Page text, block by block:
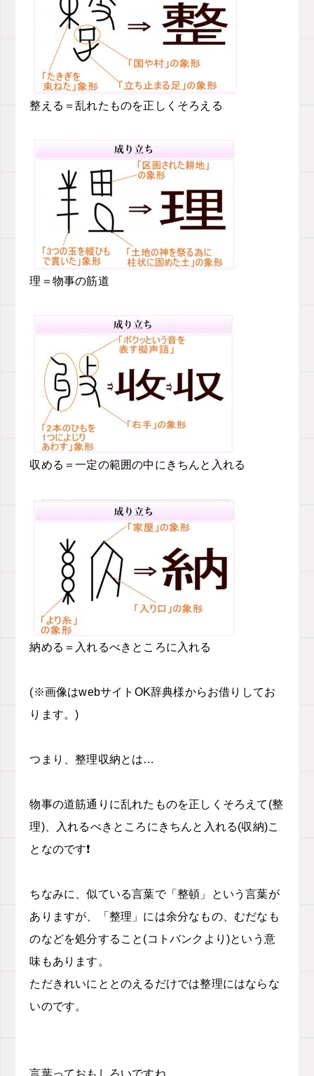
整える＝乱れたものを正しくそろえる
理＝物事の筋道
収める＝一定の範囲の中にきちんと入れる
納める＝入れるべきところに入れる
(※画像はwebサイトOK辞典様からお借りしてお
ります。)
つまり、整理収納とは…
物事の道筋通りに乱れたものを正しくそろえて(整
理)、入れるべきところにきちんと入れる(収納)こ
となのです❗️
ちなみに、似ている言葉で「整頓」という言葉が
ありますが、「整理」には余分なもの、むだなも
のなどを処分すること(コトバンクより)という意
味もあります。
ただきれいにととのえるだけでは整理にはならな
いのです。
言葉っておもしろいですね。